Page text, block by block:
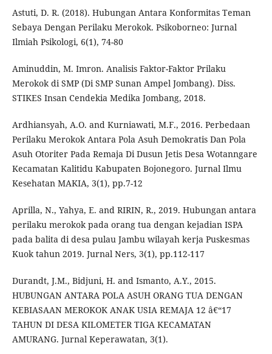
Astuti, D. R. (2018). Hubungan Antara Konformitas Teman
Sebaya Dengan Perilaku Merokok. Psikoborneo: Jurnal
Ilmiah Psikologi, 6(1), 74-80
Aminuddin, M. Imron. Analisis Faktor-Faktor Prilaku
Merokok di SMP (Di SMP Sunan Ampel Jombang). Diss.
STIKES Insan Cendekia Medika Jombang, 2018.
Ardhiansyah, A.O. and Kurniawati, M.F., 2016. Perbedaan
Perilaku Merokok Antara Pola Asuh Demokratis Dan Pola
Asuh Otoriter Pada Remaja Di Dusun Jetis Desa Wotanngare
Kecamatan Kalitidu Kabupaten Bojonegoro. Jurnal Ilmu
Kesehatan MAKIA, 3(1), pp.7-12
Aprilla, N., Yahya, E. and RIRIN, R., 2019. Hubungan antara
perilaku merokok pada orang tua dengan kejadian ISPA
pada balita di desa pulau Jambu wilayah kerja Puskesmas
Kuok tahun 2019. Jurnal Ners, 3(1), pp.112-117
Durandt, J.M., Bidjuni, H. and Ismanto, A.Y., 2015.
HUBUNGAN ANTARA POLA ASUH ORANG TUA DENGAN
KEBIASAAN MEROKOK ANAK USIA REMAJA 12 â€“17
TAHUN DI DESA KILOMETER TIGA KECAMATAN
AMURANG. Jurnal Keperawatan, 3(1).